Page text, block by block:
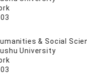
& Social
University